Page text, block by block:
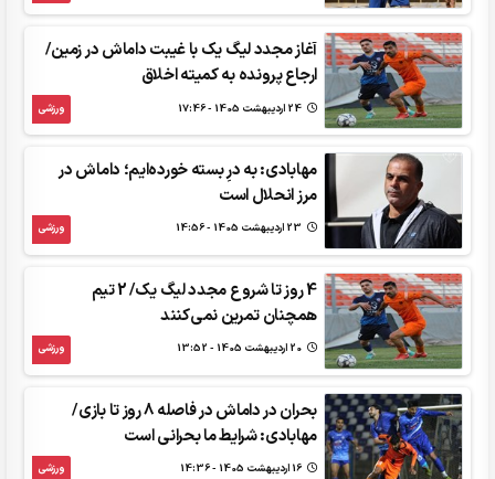
آغاز مجدد لیگ یک با غیبت داماش در زمین/
ارجاع پرونده به کمیته اخلاق
ورزشی
مهابادی: به درِ بسته خورده‌ایم؛ داماش در
مرز انحلال است
ورزشی
4 روز تا شروع مجدد لیگ یک/ 2 تیم
همچنان تمرین نمی‌کنند
ورزشی
بحران در داماش در فاصله 8 روز تا بازی/
مهابادی: شرایط ما بحرانی است
ورزشی